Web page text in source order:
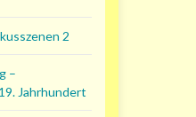
2
–
Jahrhundert